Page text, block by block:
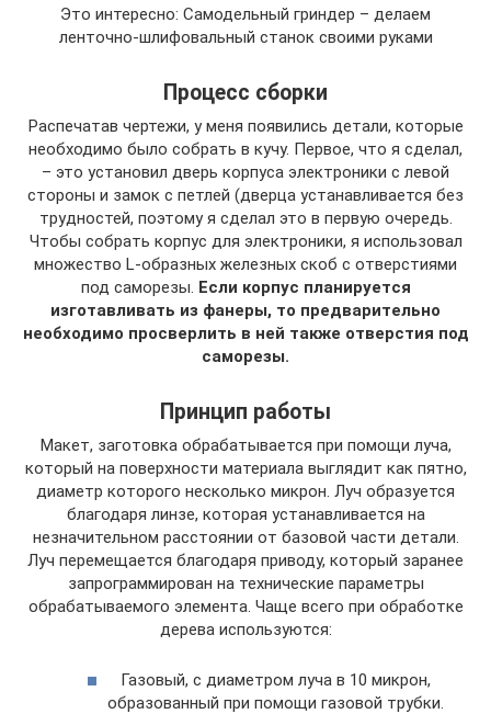
Это интересно: Самодельный гриндер – делаем
ленточно-шлифовальный станок своими руками
Процесс сборки
Распечатав чертежи, у меня появились детали, которые
необходимо было собрать в кучу. Первое, что я сделал,
– это установил дверь корпуса электроники с левой
стороны и замок с петлей (дверца устанавливается без
трудностей, поэтому я сделал это в первую очередь.
Чтобы собрать корпус для электроники, я использовал
множество L-образных железных скоб с отверстиями
под саморезы. Если корпус планируется
изготавливать из фанеры, то предварительно
необходимо просверлить в ней также отверстия под
саморезы.
Принцип работы
Макет, заготовка обрабатывается при помощи луча,
который на поверхности материала выглядит как пятно,
диаметр которого несколько микрон. Луч образуется
благодаря линзе, которая устанавливается на
незначительном расстоянии от базовой части детали.
Луч перемещается благодаря приводу, который заранее
запрограммирован на технические параметры
обрабатываемого элемента. Чаще всего при обработке
дерева используются:
Газовый, с диаметром луча в 10 микрон,
образованный при помощи газовой трубки.